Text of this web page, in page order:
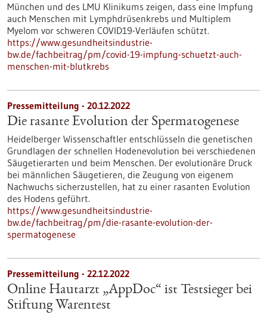
München und des LMU Klinikums zeigen, dass eine Impfung
auch Menschen mit Lymphdrüsenkrebs und Multiplem
Myelom vor schweren COVID19-Verläufen schützt.
https://www.gesundheitsindustrie-
bw.de/fachbeitrag/pm/covid-19-impfung-schuetzt-auch-
menschen-mit-blutkrebs
Pressemitteilung - 20.12.2022
Die rasante Evolution der Spermatogenese
Heidelberger Wissenschaftler entschlüsseln die genetischen
Grundlagen der schnellen Hodenevolution bei verschiedenen
Säugetierarten und beim Menschen. Der evolutionäre Druck
bei männlichen Säugetieren, die Zeugung von eigenem
Nachwuchs sicherzustellen, hat zu einer rasanten Evolution
des Hodens geführt.
https://www.gesundheitsindustrie-
bw.de/fachbeitrag/pm/die-rasante-evolution-der-
spermatogenese
Pressemitteilung - 22.12.2022
Online Hautarzt „AppDoc“ ist Testsieger bei
Stiftung Warentest